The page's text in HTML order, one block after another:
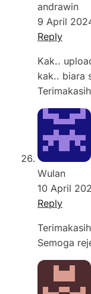
andrawin
9 April
Reply
Kak..
kak.. biara
Terimakasih
Wulan
10 April
Reply
Semoga